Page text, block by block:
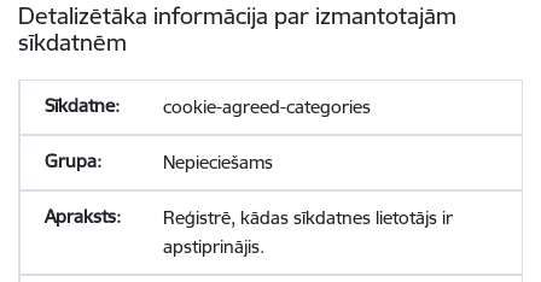
Detalizētāka informācija par izmantotajām
sīkdatnēm
cookie-agreed-categories
Nepieciešams
Reģistrē, kādas sīkdatnes lietotājs ir
apstiprinājis.